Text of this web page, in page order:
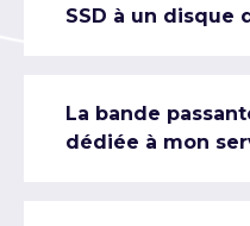
SSD à un disque
La bande
dédiée à mon